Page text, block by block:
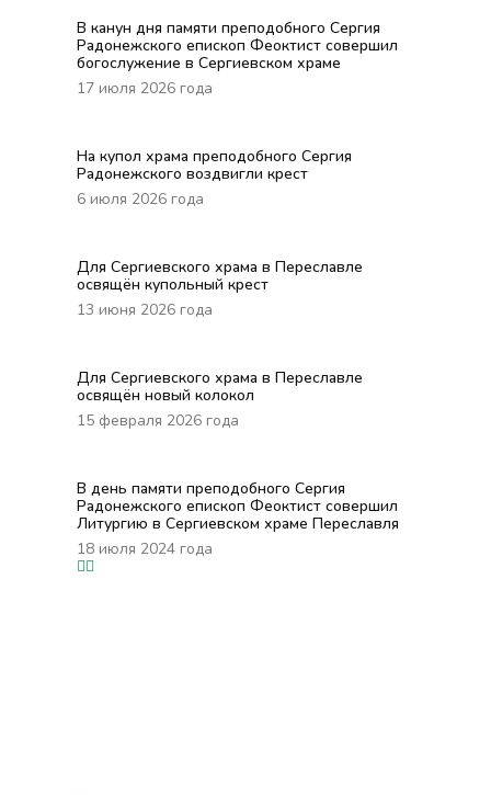
В канун дня памяти преподобного Сергия
Радонежского епископ Феоктист совершил
богослужение в Сергиевском храме
17 июля 2026 года
На купол храма преподобного Сергия
Радонежского воздвигли крест
6 июля 2026 года
Для Сергиевского храма в Переславле
освящён купольный крест
13 июня 2026 года
Для Сергиевского храма в Переславле
освящён новый колокол
15 февраля 2026 года
В день памяти преподобного Сергия
Радонежского епископ Феоктист совершил
Литургию в Сергиевском храме Переславля
18 июля 2024 года